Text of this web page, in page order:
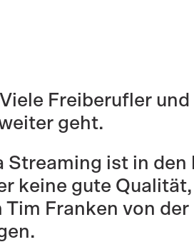
Freiberufler
geht.
Streaming ist in
keine gute
Franken von der